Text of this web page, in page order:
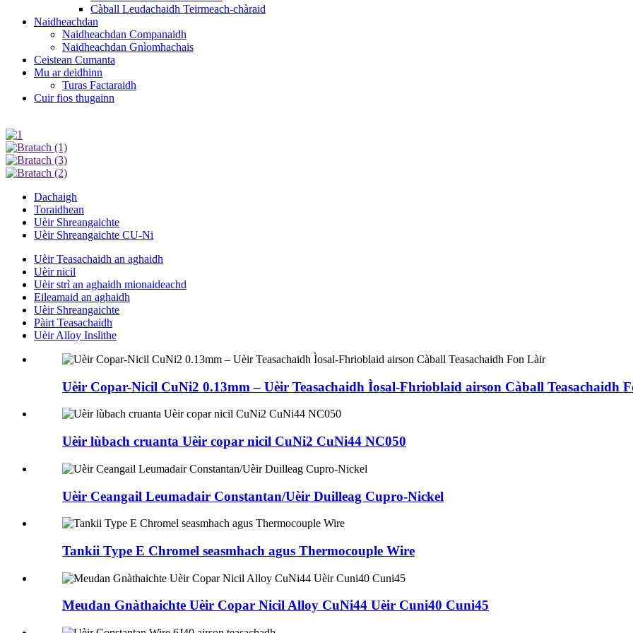
Càball Leudachaidh Teirmeach-chàraid
Naidheachdan
Naidheachdan Companaidh
Naidheachdan Gnìomhachais
Ceistean Cumanta
Mu ar deidhinn
Turas Factaraidh
Cuir fios thugainn
Dachaigh
Toraidhean
Uèir Shreangaichte
Uèir Shreangaichte CU-Ni
Uèir Teasachaidh an aghaidh
Uèir nicil
Uèir strì an aghaidh mionaideachd
Eileamaid an aghaidh
Uèir Shreangaichte
Pàirt Teasachaidh
Uèir Alloy Inslithe
Uèir Copar-Nicil CuNi2 0.13mm – Uèir Teasachaidh Ìosal-Fhrioblaid airson Càball Teasachaidh
Uèir lùbach cruanta Uèir copar nicil CuNi2 CuNi44 NC050
Uèir Ceangail Leumadair Constantan/Uèir Duilleag Cupro-Nickel
Tankii Type E Chromel seasmhach agus Thermocouple Wire
Meudan Gnàthaichte Uèir Copar Nicil Alloy CuNi44 Uèir Cuni40 Cuni45